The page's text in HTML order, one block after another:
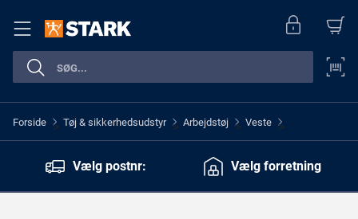
Forside > Tøj & sikkerhedsudstyr > Arbejdstøj > Veste >
Vælg postnr: Vælg forretning